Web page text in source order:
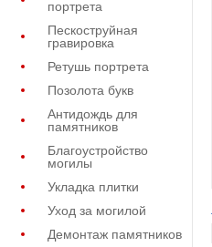
портрета
Пескоструйная
гравировка
Ретушь портрета
Позолота букв
Антидождь для
памятников
Благоустройство
могилы
Укладка плитки
Уход за могилой
Демонтаж памятников